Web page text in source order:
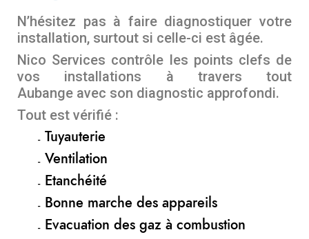
N’hésitez pas à faire diagnostiquer votre
installation, surtout si celle-ci est âgée.
Nico Services contrôle les points clefs de
vos installations à travers tout
Aubange avec son diagnostic approfondi.
Tout est vérifié :
Tuyauterie
Ventilation
Etanchéité
Bonne marche des appareils
Evacuation des gaz à combustion